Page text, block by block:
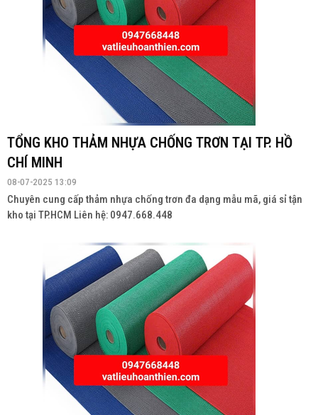
TỔNG KHO THẢM NHỰA CHỐNG TRƠN TẠI TP. HỒ
CHÍ MINH
08-07-2025 13:09
Chuyên cung cấp thảm nhựa chống trơn đa dạng mẫu mã, giá sỉ tận
kho tại TP.HCM Liên hệ: 0947.668.448